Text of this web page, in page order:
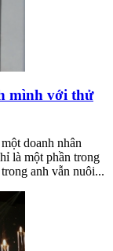
mình với thử
doanh nhân
là một phần trong
anh vẫn nuôi...